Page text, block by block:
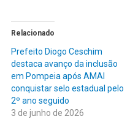
Relacionado
Prefeito Diogo Ceschim
destaca avanço da inclusão
em Pompeia após AMAI
conquistar selo estadual pelo
2º ano seguido
3 de junho de 2026